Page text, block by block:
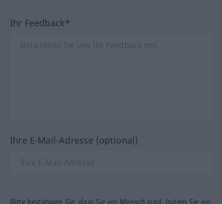
Ihr Feedback*
Ihre E-Mail-Adresse (optional)
Bitte bestätigen Sie, dass Sie ein Mensch sind, indem Sie ein